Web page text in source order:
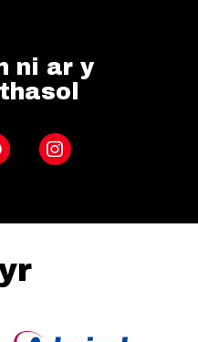
ni ar y
Instagram